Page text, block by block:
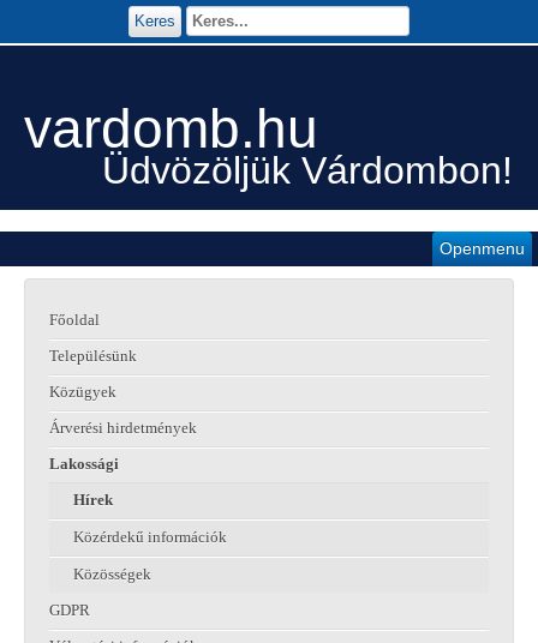
vardomb.hu
Üdvözöljük Várdombon!
Openmenu
Keres
Főoldal
Településünk
Közügyek
Árverési hirdetmények
Lakossági
Hírek
Közérdekű információk
Közösségek
GDPR